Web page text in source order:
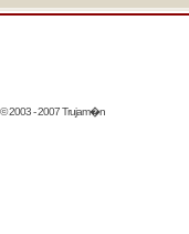
2003 - 2007 Trujam�n